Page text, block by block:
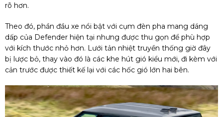
rõ hơn.
Theo đó, phần đầu xe nổi bật với cụm đèn pha mang dáng
dấp của Defender hiện tại nhưng được thu gọn để phù hợp
với kích thước nhỏ hơn. Lưới tản nhiệt truyền thống giờ đây
bị lược bỏ, thay vào đó là các khe hút gió kiểu mới, đi kèm với
cản trước được thiết kế lại với các hốc gió lớn hai bên.